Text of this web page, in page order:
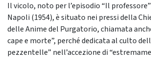
Il vicolo, noto per l’episodio “Il
Napoli (1954), è situato nei pressi della
delle Anime del Purgatorio, chiamata
cape e morte”, perché dedicata al culto
pezzentelle” nell’accezione di